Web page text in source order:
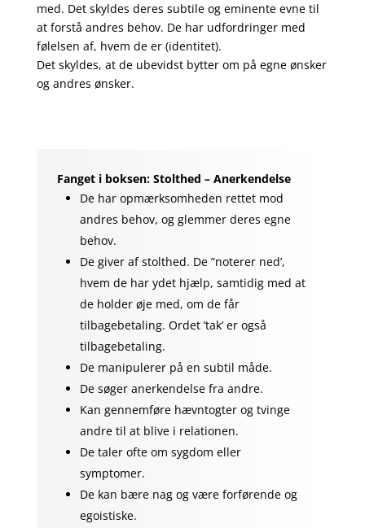
med. Det skyldes deres subtile og eminente evne til
at forstå andres behov. De har udfordringer med
følelsen af, hvem de er (identitet).
Det skyldes, at de ubevidst bytter om på egne ønsker
og andres ønsker.
Fanget i boksen: Stolthed – Anerkendelse
De har opmærksomheden rettet mod
andres behov, og glemmer deres egne
behov.
De giver af stolthed. De ”noterer ned’,
hvem de har ydet hjælp, samtidig med at
de holder øje med, om de får
tilbagebetaling. Ordet ’tak’ er også
tilbagebetaling.
De manipulerer på en subtil måde.
De søger anerkendelse fra andre.
Kan gennemføre hævntogter og tvinge
andre til at blive i relationen.
De taler ofte om sygdom eller
symptomer.
De kan bære nag og være forførende og
egoistiske.